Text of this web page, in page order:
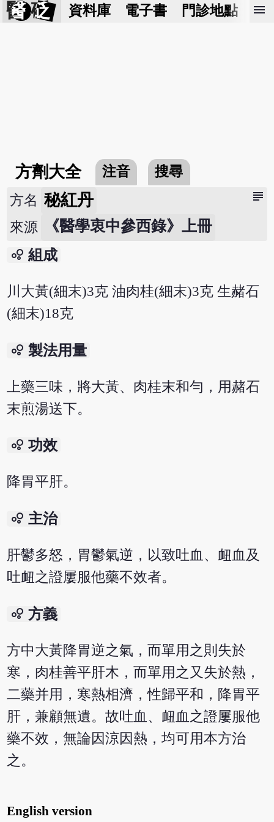
醫 砭 資料庫 電子書 門診地點 預
menu
方劑大全 注音 搜尋
subject
方名 秘紅丹
來源 《醫學衷中參西錄》上冊
bubble_chart 組成
川大黃(細末)3克 油肉桂(細末)3克 生赭石
(細末)18克
bubble_chart 製法用量
上藥三味，將大黃、肉桂末和勻，用赭石
末煎湯送下。
bubble_chart 功效
降胃平肝。
bubble_chart 主治
肝鬱多怒，胃鬱氣逆，以致吐血、衄血及
吐衄之證屢服他藥不效者。
bubble_chart 方義
方中大黃降胃逆之氣，而單用之則失於
寒，肉桂善平肝木，而單用之又失於熱，
二藥并用，寒熱相濟，性歸平和，降胃平
肝，兼顧無遺。故吐血、衄血之證屢服他
藥不效，無論因涼因熱，均可用本方治
之。
English version